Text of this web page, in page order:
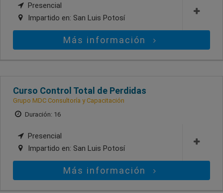
Presencial
Impartido en: San Luis Potosí
Más información
Curso Control Total de Perdidas
Grupo MDC Consultoría y Capacitación
Duración: 16
Presencial
Impartido en: San Luis Potosí
Más información